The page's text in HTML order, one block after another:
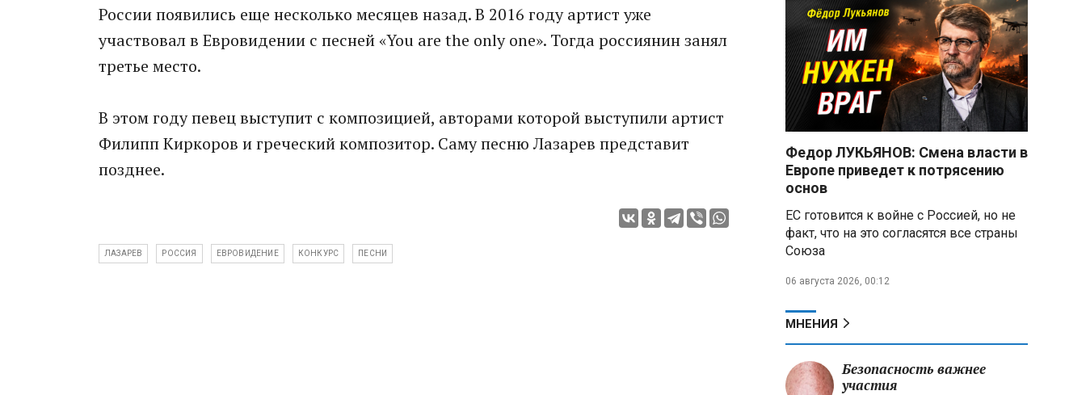
России появились еще несколько месяцев назад. В 2016 году артист уже
участвовал в Евровидении с песней «You are the only one». Тогда россиянин занял
третье место.
В этом году певец выступит с композицией, авторами которой выступили артист
Филипп Киркоров и греческий композитор. Саму песню Лазарев представит
позднее.
ЛАЗАРЕВ РОССИЯ ЕВРОВИДЕНИЕ КОНКУРС ПЕСНИ
Федор ЛУКЬЯНОВ: Смена власти в
Европе приведет к потрясению
основ
ЕС готовится к войне с Россией, но не
факт, что на это согласятся все страны
Союза
06 августа 2026, 00:12
МНЕНИЯ
Безопасность важнее
участия